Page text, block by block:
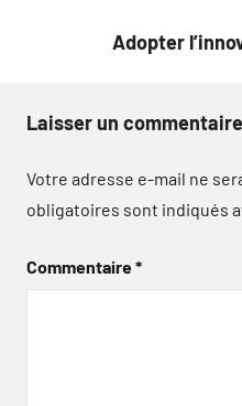
Adopter
Laisser un commentaire
Votre adresse e-mail ne
obligatoires sont indiqués
Commentaire*